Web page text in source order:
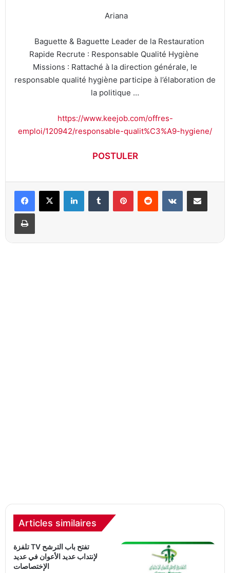
Ariana
Baguette & Baguette Leader de la Restauration
Rapide Recrute : Responsable Qualité Hygiène
Missions : Rattaché à la direction générale, le
responsable qualité hygiène participe à l’élaboration de
la politique …
https://www.keejob.com/offres-
emploi/120942/responsable-qualit%C3%A9-hygiene/
POSTULER
LinkedinTumblr PinterestReddit VKontaktePartager par email
Imprimer
Articles similaires
تلفزة TV تفتح باب الترشح
لإنتداب عديد الأعوان في عديد
الإختصاصات